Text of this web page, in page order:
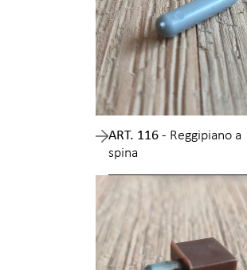
ART. 116 - Reggipiano a
spina